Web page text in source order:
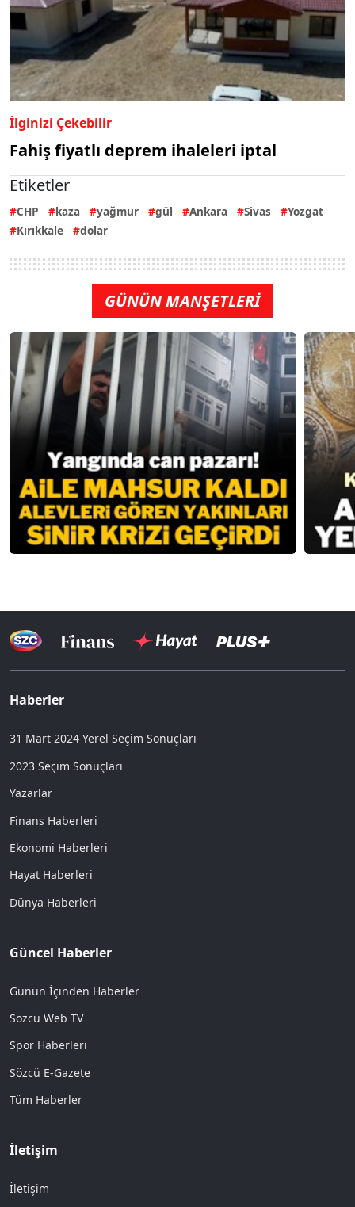
İlginizi Çekebilir
Fahiş fiyatlı deprem ihaleleri iptal
Etiketler
CHP kaza yağmur gül Ankara Sivas
Yozgat
Kırıkkale
dolar
GÜNÜN MANŞETLERİ
Haberler
31 Mart 2024 Yerel Seçim Sonuçları
2023 Seçim Sonuçları
Yazarlar
Finans Haberleri
Ekonomi Haberleri
Hayat Haberleri
Dünya Haberleri
Güncel Haberler
Günün İçinden Haberler
Sözcü Web TV
Spor Haberleri
Sözcü E-Gazete
Tüm Haberler
İletişim
İletişim